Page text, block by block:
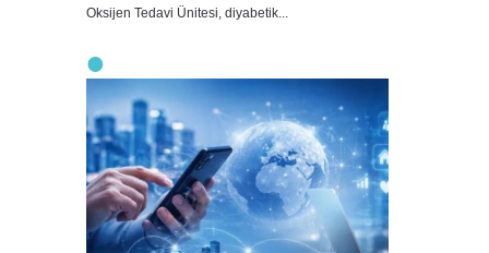
Oksijen Tedavi Ünitesi, diyabetik...